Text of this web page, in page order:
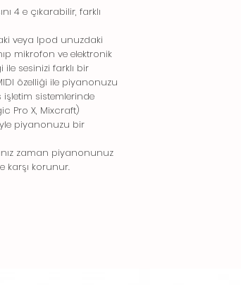
4 e çıkarabilir, farklı
veya Ipod unuzdaki
mikrofon ve elektronik
sesinizi farklı bir
özelliği ile piyanonuzu
sistemlerinde
Pro X, Mixcraft)
piyanonuzu bir
zaman piyanonunuz
karşı korunur.